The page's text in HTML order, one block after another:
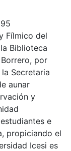
Fílmico del
Biblioteca
por
Secretaria
aunar
y
e
propiciando el
Icesi es